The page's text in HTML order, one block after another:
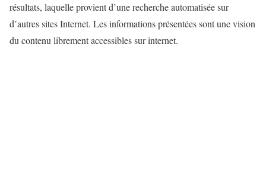
résultats, laquelle provient d’une recherche automatisée sur
d’autres sites Internet. Les informations présentées sont une vision
du contenu librement accessibles sur internet.